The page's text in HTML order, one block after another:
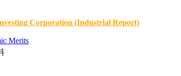
Corporation (Industrial Report)
Merits